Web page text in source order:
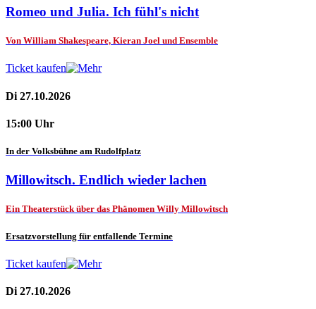
Romeo und Julia. Ich fühl's nicht
Von William Shakespeare, Kieran Joel und Ensemble
Ticket kaufen
Di 27.10.2026
15:00 Uhr
In der Volksbühne am Rudolfplatz
Millowitsch. Endlich wieder lachen
Ein Theaterstück über das Phänomen Willy Millowitsch
Ersatzvorstellung für entfallende Termine
Ticket kaufen
Di 27.10.2026